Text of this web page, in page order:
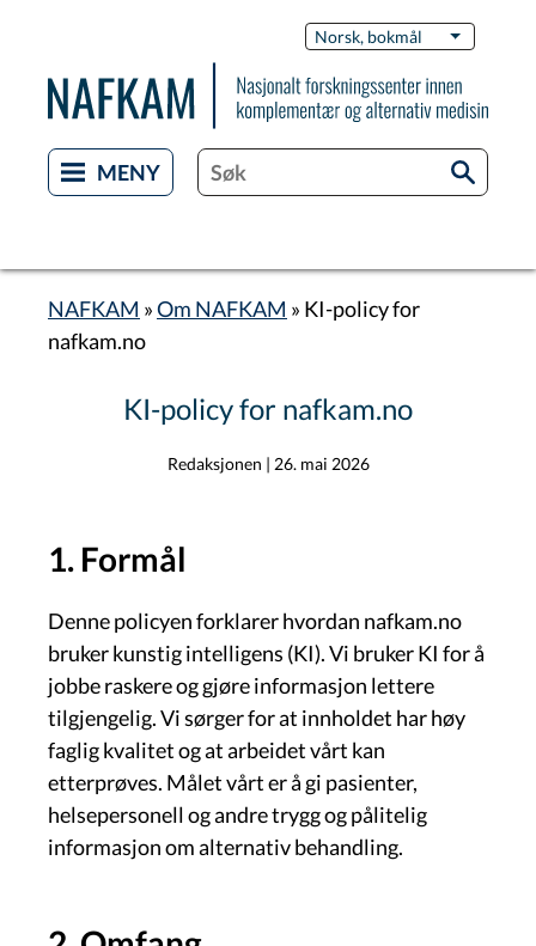
hovedinnhold
Norsk, bokmål List flere
Navigasjonssti
NAFKAM Om NAFKAM
KI-policy for
nafkam.no
KI-policy for nafkam.no
Redaksjonen | 26. mai 2026
1. Formål
Denne policyen forklarer hvordan nafkam.no
bruker kunstig intelligens (KI). Vi bruker KI for å
jobbe raskere og gjøre informasjon lettere
tilgjengelig. Vi sørger for at innholdet har høy
faglig kvalitet og at arbeidet vårt kan
etterprøves. Målet vårt er å gi pasienter,
helsepersonell og andre trygg og pålitelig
informasjon om alternativ behandling.